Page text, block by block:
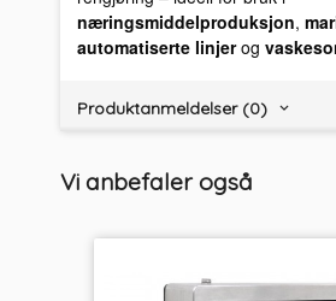
næringsmiddelproduksjon,
automatiserte linjerog
Produktanmeldelser (0)
Vi anbefaler også